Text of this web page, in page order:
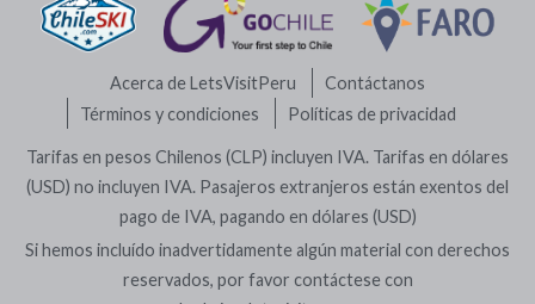
Acerca de LetsVisitPeru
Contáctanos
Términos y condiciones
Políticas de privacidad
Tarifas en pesos Chilenos (CLP) incluyen IVA. Tarifas en dólares
(USD) no incluyen IVA. Pasajeros extranjeros están exentos del
pago de IVA, pagando en dólares (USD)
Si hemos incluído inadvertidamente algún material con derechos
reservados, por favor contáctese con